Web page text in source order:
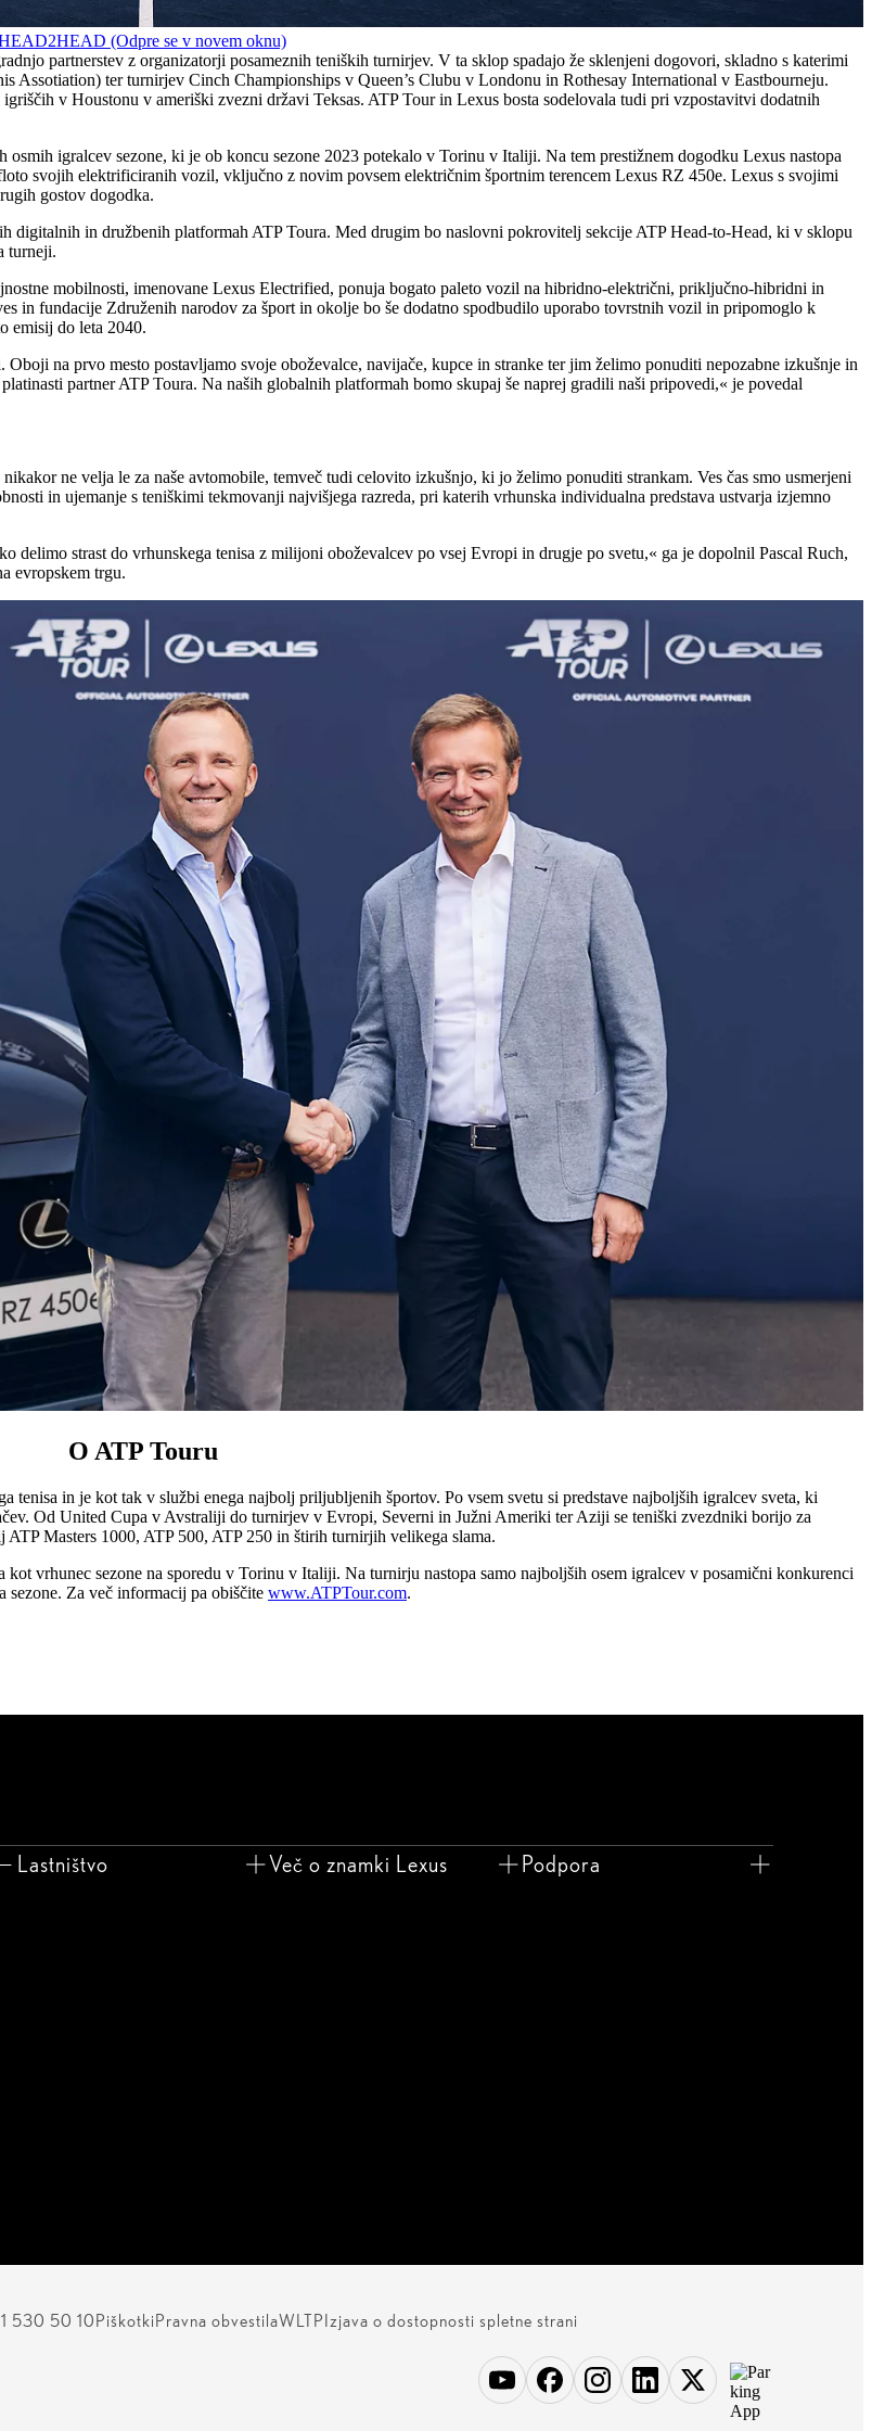
HEAD2HEAD (Odpre se v novem oknu)
partnerstev z organizatorji posameznih teniških turnirjev. V ta sklop spadajo že sklenjeni dogovori, skladno s katerimi
Assotiation) ter turnirjev Cinch Championships v Queen’s Clubu v Londonu in Rothesay International v Eastbourneju.
v Houstonu v ameriški zvezni državi Teksas. ATP Tour in Lexus bosta sodelovala tudi pri vzpostavitvi dodatnih
igralcev sezone, ki je ob koncu sezone 2023 potekalo v Torinu v Italiji. Na tem prestižnem dogodku Lexus nastopa
svojih elektrificiranih vozil, vključno z novim povsem električnim športnim terencem Lexus RZ 450e. Lexus s svojimi
gostov dogodka.
digitalnih in družbenih platformah ATP Toura. Med drugim bo naslovni pokrovitelj sekcije ATP Head-to-Head, ki v sklopu
turneji.
mobilnosti, imenovane Lexus Electrified, ponuja bogato paleto vozil na hibridno-električni, priključno-hibridni in
in fundacije Združenih narodov za šport in okolje bo še dodatno spodbudilo uporabo tovrstnih vozil in pripomoglo k
emisij do leta 2040.
na prvo mesto postavljamo svoje oboževalce, navijače, kupce in stranke ter jim želimo ponuditi nepozabne izkušnje in
partner ATP Toura. Na naših globalnih platformah bomo skupaj še naprej gradili naši pripovedi,« je povedal
ne velja le za naše avtomobile, temveč tudi celovito izkušnjo, ki jo želimo ponuditi strankam. Ves čas smo usmerjeni
in ujemanje s teniškimi tekmovanji najvišjega razreda, pri katerih vrhunska individualna predstava ustvarja izjemno
delimo strast do vrhunskega tenisa z milijoni oboževalcev po vsej Evropi in drugje po svetu,« ga je dopolnil Pascal Ruch,
evropskem trgu.
O ATP Touru
tenisa in je kot tak v službi enega najbolj priljubljenih športov. Po vsem svetu si predstave najboljših igralcev sveta, ki
Od United Cupa v Avstraliji do turnirjev v Evropi, Severni in Južni Ameriki ter Aziji se teniški zvezdniki borijo za
Masters 1000, ATP 500, ATP 250 in štirih turnirjih velikega slama.
vrhunec sezone na sporedu v Torinu v Italiji. Na turnirju nastopa samo najboljših osem igralcev v posamični konkurenci
Za več informacij pa obiščite www.ATPTour.com.
Lastništvo Več o znamki Lexus Podpora
530 50 10PiškotkiPravna obvestilaWLTPIzjava o dostopnosti spletne strani